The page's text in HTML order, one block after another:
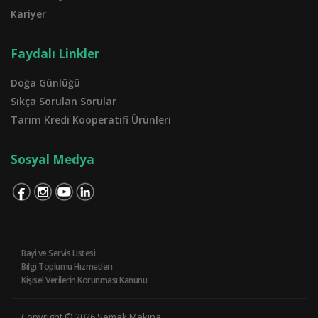
Kariyer
Faydalı Linkler
Doğa Günlüğü
Sıkça Sorulan Sorular
Tarım Kredi Kooperatifi Ürünleri
Sosyal Medya
Bayi ve Servis Listesi
Bilgi Toplumu Hizmetleri
Kişisel Verilerin Korunması Kanunu